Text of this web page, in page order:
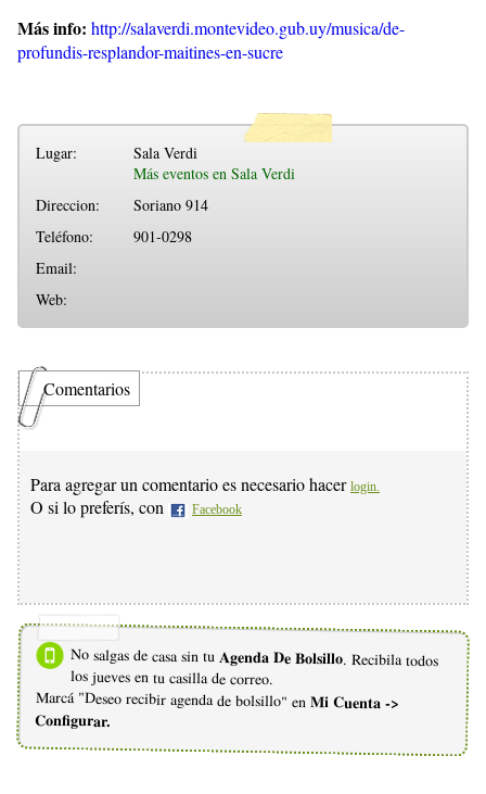
Más info: http://salaverdi.montevideo.gub.uy/musica/de-
profundis-resplandor-maitines-en-sucre
Lugar:
Sala Verdi
Más eventos en Sala Verdi
Direccion:
Soriano 914
Teléfono:
901-0298
Email:
Web:
Comentarios
Para agregar un comentario es necesario hacer login.
O si lo preferís, con Facebook
No salgas de casa sin tu Agenda De Bolsillo. Recibila todos
los jueves en tu casilla de correo.
Marcá "Deseo recibir agenda de bolsillo" en Mi Cuenta ->
Configurar.